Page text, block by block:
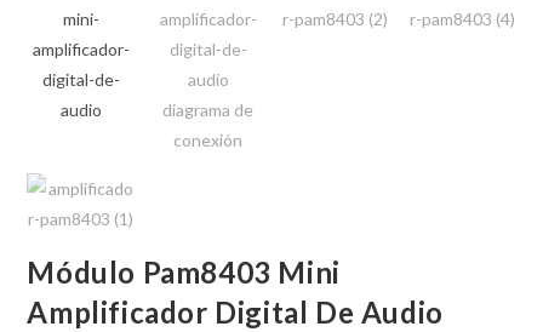
Módulo Pam8403 Mini
Amplificador Digital De Audio